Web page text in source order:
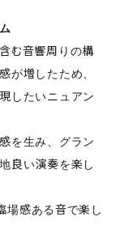
む音響周りの構
が増したため、
したいニュアン
を生み、グラン
良い演奏を楽し
感ある音で楽し